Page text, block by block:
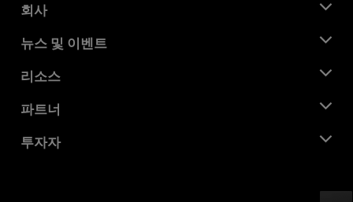
회사
AMD 소개
기업의 사회적 책임
채용
문의하기
뉴스 및 이벤트
뉴스룸
미디어 라이브러리
리소스
개발자 센트럴
사례 연구
파트너
AMD 파트너 허브
투자자